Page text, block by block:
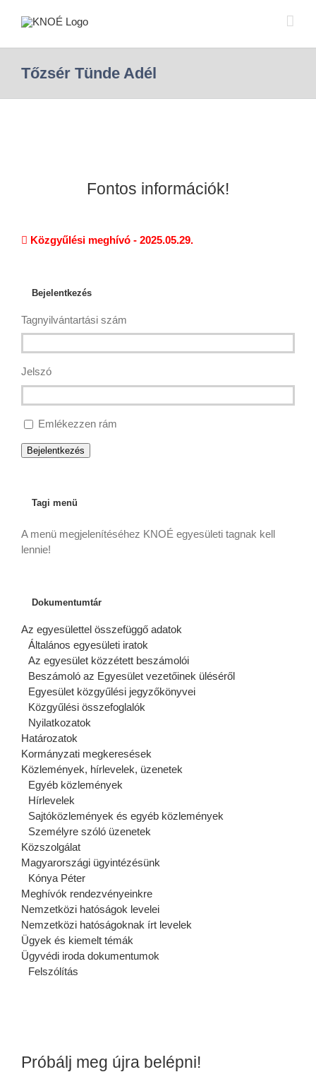
Tőzsér Tünde Adél
Próbálj meg újra belépni!
Fontos információk!
Közgyűlési meghívó - 2025.05.29.
Bejelentkezés
Tagnyilvántartási szám
Jelszó
Emlékezzen rám
Bejelentkezés
Tagi menü
A menü megjelenítéséhez KNOÉ egyesületi tagnak kell
lennie!
Dokumentumtár
Az egyesülettel összefüggő adatok
Általános egyesületi iratok
Az egyesület közzétett beszámolói
Beszámoló az Egyesület vezetőinek üléséről
Egyesület közgyűlési jegyzőkönyvei
Közgyűlési összefoglalók
Nyilatkozatok
Határozatok
Kormányzati megkeresések
Közlemények, hírlevelek, üzenetek
Egyéb közlemények
Hírlevelek
Sajtóközlemények és egyéb közlemények
Személyre szóló üzenetek
Közszolgálat
Magyarországi ügyintézésünk
Kónya Péter
Meghívók rendezvényeinkre
Nemzetközi hatóságok levelei
Nemzetközi hatóságoknak írt levelek
Ügyek és kiemelt témák
Ügyvédi iroda dokumentumok
Felszólítás